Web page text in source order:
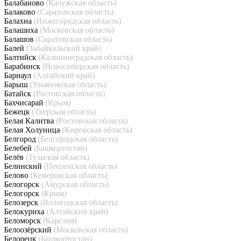
Балабаново (Калужская область)
Балаково (Саратовская область)
Балахна (Нижегородская область)
Балашиха (Московская область)
Балашов (Саратовская область)
Балей (Забайкальский край)
Балтийск (Калининградская область)
Барабинск (Новосибирская область)
Барнаул (Алтайский край)
Барыш (Ульяновская область)
Батайск (Ростовская область)
Бахчисарай (Крым)
Бежецк (Тверская область)
Белая Калитва (Ростовская область)
Белая Холуница (Кировская область)
Белгород (Белгородская область)
Белебей (Башкортостан)
Белёв (Тульская область)
Белинский (Пензенская область)
Белово (Кемеровская область)
Белогорск (Амурская область)
Белогорск (Крым)
Белозерск (Вологодская область)
Белокуриха (Алтайский край)
Беломорск (Карелия)
Белоозёрский (Московская область)
Белорецк (Башкортостан)